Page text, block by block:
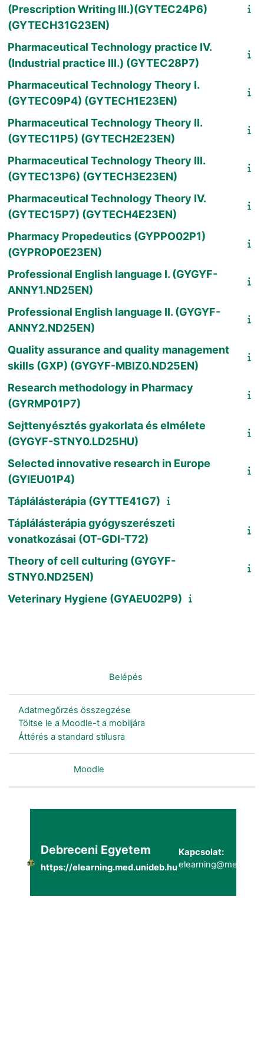
(Prescription Writing III.)(GYTEC24P6)
(GYTECH31G23EN)
Pharmaceutical Technology practice IV.
(Industrial practice III.) (GYTEC28P7)
Pharmaceutical Technology Theory I.
(GYTEC09P4) (GYTECH1E23EN)
Pharmaceutical Technology Theory II.
(GYTEC11P5) (GYTECH2E23EN)
Pharmaceutical Technology Theory III.
(GYTEC13P6) (GYTECH3E23EN)
Pharmaceutical Technology Theory IV.
(GYTEC15P7) (GYTECH4E23EN)
Pharmacy Propedeutics (GYPPO02P1)
(GYPROP0E23EN)
Professional English language I. (GYGYF-
ANNY1.ND25EN)
Professional English language II. (GYGYF-
ANNY2.ND25EN)
Quality assurance and quality management
skills (GXP) (GYGYF-MBIZ0.ND25EN)
Research methodology in Pharmacy
(GYRMP01P7)
Sejttenyésztés gyakorlata és elmélete
(GYGYF-STNY0.LD25HU)
Selected innovative research in Europe
(GYIEU01P4)
Táplálásterápia (GYTTE41G7)
Táplálásterápia gyógyszerészeti
vonatkozásai (OT-GDI-T72)
Theory of cell culturing (GYGYF-
STNY0.ND25EN)
Veterinary Hygiene (GYAEU02P9)
Belépés
Adatmegőrzés összegzése
Töltse le a Moodle-t a mobiljára
Áttérés a standard stílusra
Moodle
Debreceni Egyetem
https://elearning.med.unideb.hu
Kapcsolat: